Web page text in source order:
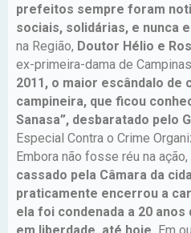
prefeitos sempre foram
sociais, solidárias, e nunca
na Região, Doutor Hélio e
ex-primeira-dama de
2011, o maior escândalo
campineira, que ficou
Sanasa”, desbaratado pelo
Especial Contra o Crime
Embora não fosse réu na ação,
cassado pela Câmara da
praticamente encerrou a
ela foi condenada a 20